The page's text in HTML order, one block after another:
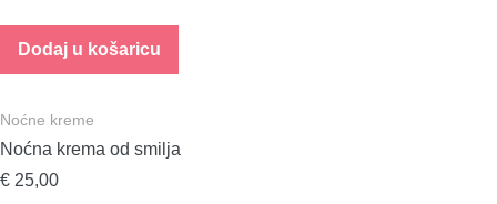
Dodaj u košaricu
Noćne kreme
Noćna krema od smilja
€ 25,00